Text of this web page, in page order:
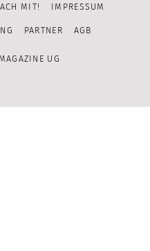
Channel
MIT! IMPRESSUM
PARTNER AGB
UG